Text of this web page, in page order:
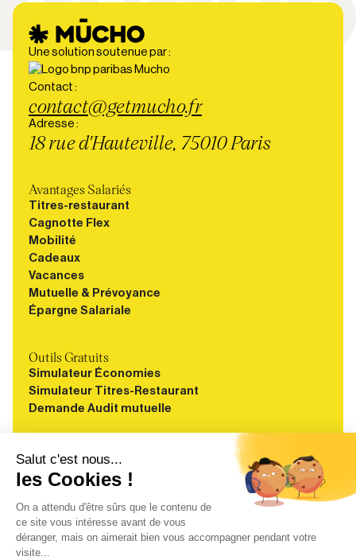
Une solution soutenue par :
Contact :
contact@getmucho.fr
Adresse :
18 rue d'Hauteville, 75010 Paris
Avantages Salariés
Titres-restaurant
Cagnotte Flex
Mobilité
Cadeaux
Vacances
Mutuelle & Prévoyance
Épargne Salariale
Outils Gratuits
Simulateur Économies
Simulateur Titres-Restaurant
Demande Audit mutuelle
Ressources
Blog
Guides
Webinaires
Études
À propos